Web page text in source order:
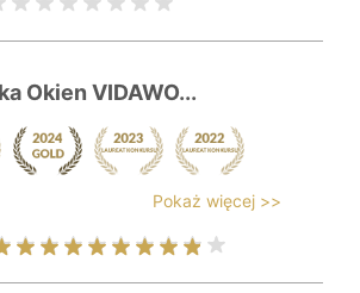
Okien VIDAWO...
Pokaż więcej >>